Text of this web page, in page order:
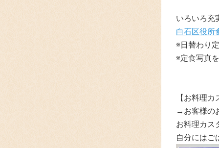
いろいろ充
白石区役所
※日替わり
※定食写真
【お料理
→お客様の
お料理カス
自分にはご